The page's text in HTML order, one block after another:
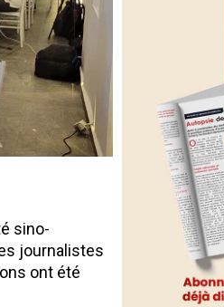
sino-
journalistes
ont été